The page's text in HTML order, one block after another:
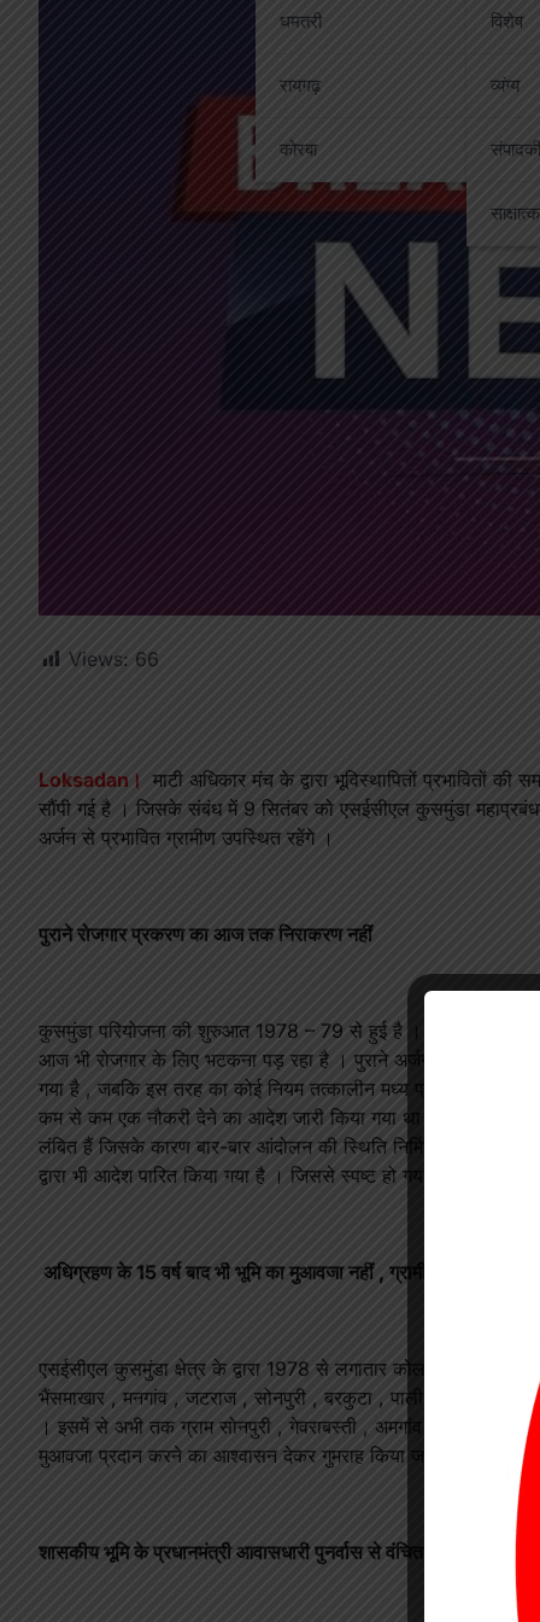
धमतरी
रायगढ़
कोरबा
विशेष
व्यंग्य
Views: 66
Loksadan। माटी अधिकार मंच के द्वारा भूविस्थापितों
सौंपी गई है । जिसके संबंध में 9 सितंबर को एसईसीएल कुसमुंडा
अर्जन से प्रभावित ग्रामीण उपस्थित रहेंगे ।
पुराने रोजगार प्रकरण का आज तक निराकरण नहीं
कुसमुंडा परियोजना की शुरुआत 1978 – 79 से हुई है । तत्कालीन समय में
आज भी रोजगार के लिए भटकना पड़ रहा है । पुराने अर्जन के खातेदारों
गया है , जबकि इस तरह का कोई नियम तत्कालीन मध्य प्रदेश शासन के
कम से कम एक नौकरी देने का आदेश जारी किया गया था । जिसका
लंबित हैं जिसके कारण बार-बार आंदोलन की स्थिति निर्मित हो रही है
द्वारा भी आदेश पारित किया गया है । जिससे स्पष्ट हो गया है कि , अर्जन
अधिग्रहण के 15 वर्ष बाद भी भूमि का मुआवजा नहीं , ग्रामीण परेशान
एसईसीएल कुसमुंडा क्षेत्र के द्वारा 1978 से लगातार कोल उत्खनन हेतु
भैंसमाखार , मनगांव , जटराज , सोनपुरी , बरकुटा , पाली , पड़निया ,
। इसमें से अभी तक ग्राम सोनपुरी , गेवराबस्ती , अमगांव , चुरैल ,
मुआवजा प्रदान करने का आश्वासन देकर गुमराह किया जा रहा है । जिसमें
शासकीय भूमि के प्रधानमंत्री आवासधारी पुनर्वास से वंचित